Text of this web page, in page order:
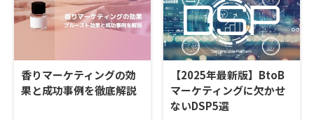
香りマーケティングの効
果と成功事例を徹底解説
【2025年最新版】BtoB
マーケティングに欠かせ
ないDSP5選